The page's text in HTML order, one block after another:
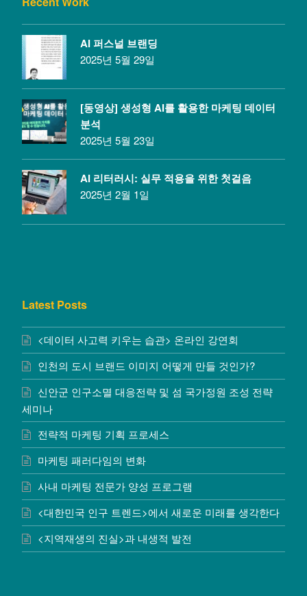
AI 퍼스널 브랜딩
2025년 5월 29일
[동영상] 생성형 AI를 활용한 마케팅 데이터
분석
2025년 5월 23일
AI 리터러시: 실무 적용을 위한 첫걸음
2025년 2월 1일
Latest Posts
<데이터 사고력 키우는 습관> 온라인 강연회
인천의 도시 브랜드 이미지 어떻게 만들 것인가?
신안군 인구소멸 대응전략 및 섬 국가정원 조성 전략
세미나
전략적 마케팅 기획 프로세스
마케팅 패러다임의 변화
사내 마케팅 전문가 양성 프로그램
<대한민국 인구 트렌드>에서 새로운 미래를 생각한다
<지역재생의 진실>과 내생적 발전